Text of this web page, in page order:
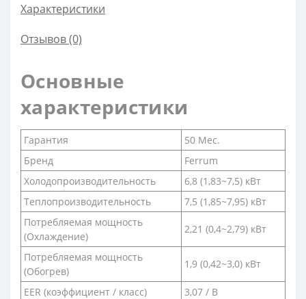
Характеристики
Отзывов (0)
Основные
характеристики
Гарантия
50 Мес.
Бренд
Ferrum
Холодопроизводительность
6,8 (1,83~7,5) кВт
Теплопроизводительность
7,5 (1,85~7,95) кВт
Потребляемая мощность
(Охлаждение)
2,21 (0,4~2,79) кВт
Потребляемая мощность
(Обогрев)
1,9 (0,42~3,0) кВт
EER (коэффициент / класс)
3,07 / B